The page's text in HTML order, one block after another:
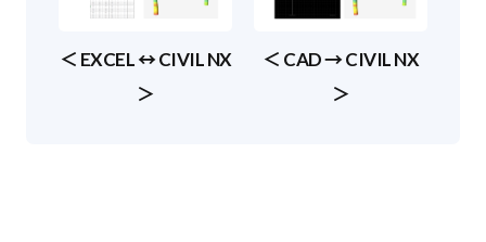
＜ EXCEL ↔ CIVIL NX
＞
＜ CAD → CIVIL NX
＞